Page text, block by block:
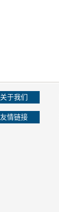
关于我们
友情链接